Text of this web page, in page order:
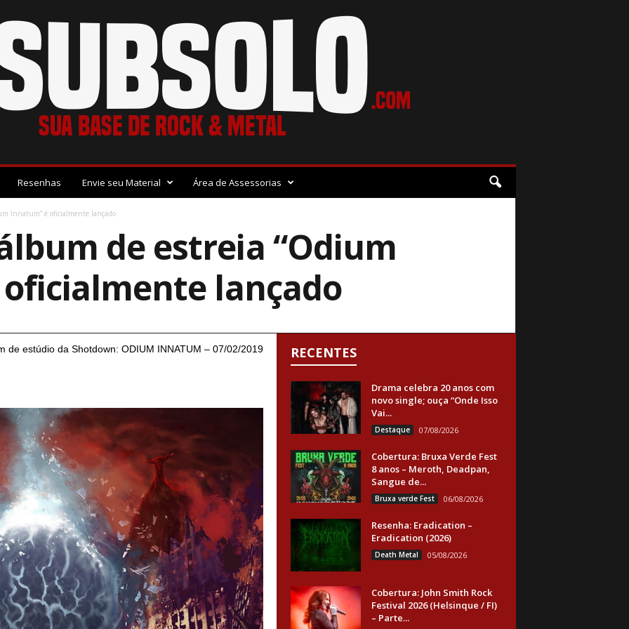
Resenhas Envie seu Material Área de Assessorias
Innatum” é oficialmente lançado
de estreia “Odium
lançado
de estúdio da Shotdown: ODIUM INNATUM – 07/02/2019
RECENTES
Drama celebra 20 anos com
novo single; ouça “Onde Isso
Vai...
Destaque 07/08/2026
Cobertura: Bruxa Verde Fest
8 anos – Meroth, Deadpan,
Sangue de...
Bruxa verde Fest 06/08/2026
Resenha: Eradication –
Eradication (2026)
Death Metal 05/08/2026
Cobertura: John Smith Rock
Festival 2026 (Helsinque / FI)
– Parte...